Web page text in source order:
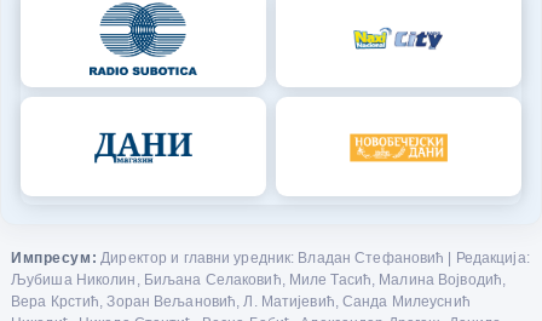
Импресум: Директор и главни уредник: Владан Стефановић | Редакција:
Љубиша Николин, Биљана Селаковић, Миле Тасић, Малина Војводић,
Вера Крстић, Зоран Вељановић, Л. Матијевић, Санда Милеуснић